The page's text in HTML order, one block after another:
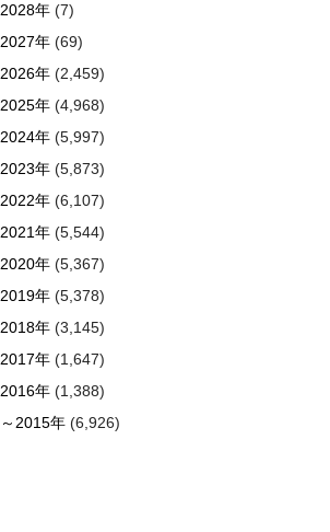
2028年 (7)
2027年 (69)
2026年 (2,459)
2025年 (4,968)
2024年 (5,997)
2023年 (5,873)
2022年 (6,107)
2021年 (5,544)
2020年 (5,367)
2019年 (5,378)
2018年 (3,145)
2017年 (1,647)
2016年 (1,388)
～2015年 (6,926)